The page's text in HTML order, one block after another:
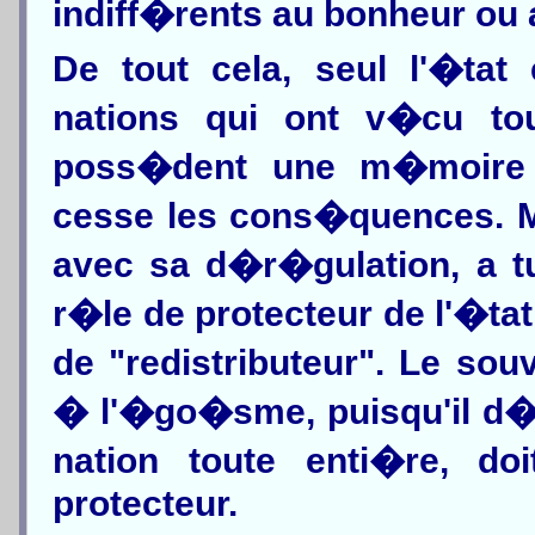
indiff�rents au bonheur ou
De tout cela, seul l'�tat
nations qui ont v�cu
poss�dent une
cesse les cons�quences.
avec sa d�r�gulation, a
r�le de protecteur de
de "redistributeur". Le
� l'�go�sme, puisqu'il
nation toute enti�re,
protecteur.